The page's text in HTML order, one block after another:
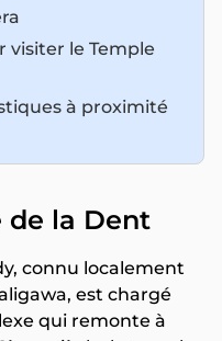
visiter le Temple
à proximité
de la Dent
connu localement
est chargé
qui remonte à